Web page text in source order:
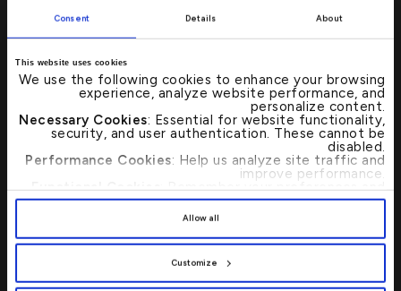
Consent Details About
This website uses cookies
We use the following cookies to enhance your browsing
experience, analyze website performance, and
personalize content.
Necessary Cookies: Essential for website functionality,
security, and user authentication. These cannot be
disabled.
Performance Cookies: Help us analyze site traffic and
improve performance.
Functional Cookies: Remember your preferences and
enhance user experience.
, you provide explicit consent to
preferences by clicking[Customize].
Allow all
Customize
تحديد موقع أي من فروع بيت التمويل الكويتي
أو أجهزة الصرف الآلي بات الآن أسرع وأبسط
وأجهزة الصرف الآلي.